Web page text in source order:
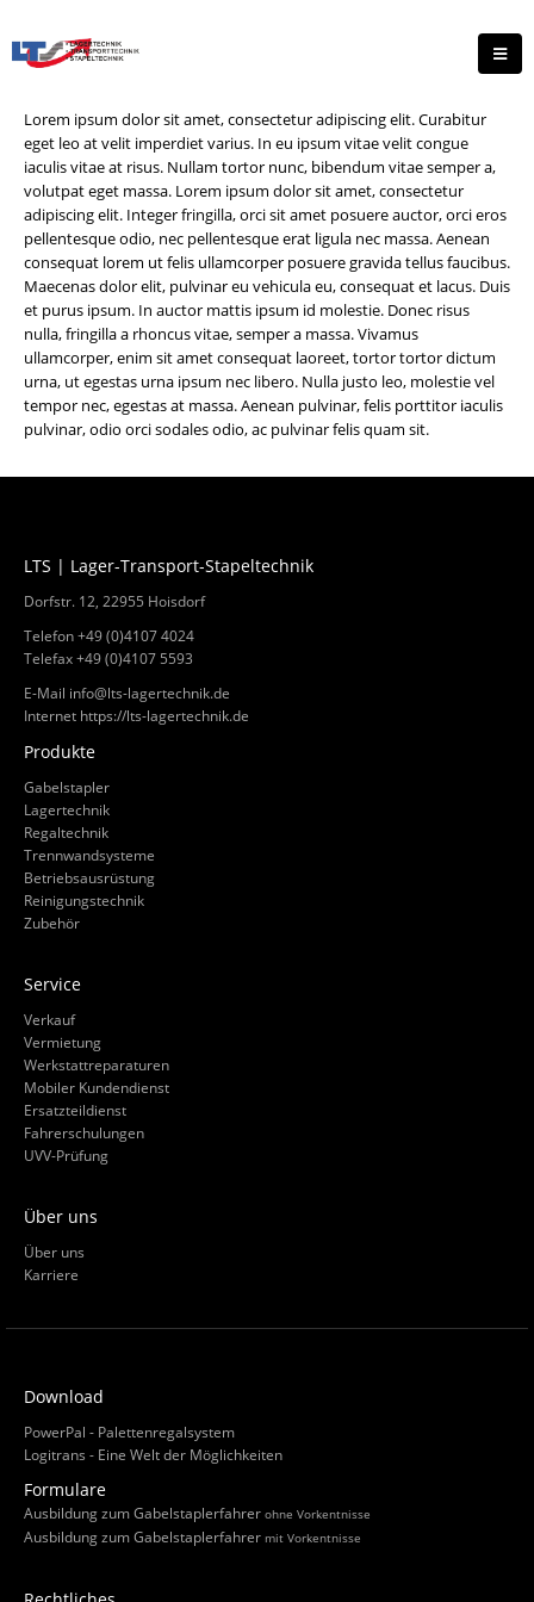
Lorem ipsum dolor sit amet, consectetur adipiscing elit. Curabitur
eget leo at velit imperdiet varius. In eu ipsum vitae velit congue
iaculis vitae at risus. Nullam tortor nunc, bibendum vitae semper a,
volutpat eget massa. Lorem ipsum dolor sit amet, consectetur
adipiscing elit. Integer fringilla, orci sit amet posuere auctor, orci eros
pellentesque odio, nec pellentesque erat ligula nec massa. Aenean
consequat lorem ut felis ullamcorper posuere gravida tellus faucibus.
Maecenas dolor elit, pulvinar eu vehicula eu, consequat et lacus. Duis
et purus ipsum. In auctor mattis ipsum id molestie. Donec risus
nulla, fringilla a rhoncus vitae, semper a massa. Vivamus
ullamcorper, enim sit amet consequat laoreet, tortor tortor dictum
urna, ut egestas urna ipsum nec libero. Nulla justo leo, molestie vel
tempor nec, egestas at massa. Aenean pulvinar, felis porttitor iaculis
pulvinar, odio orci sodales odio, ac pulvinar felis quam sit.
LTS | Lager-Transport-Stapeltechnik
Dorfstr. 12, 22955 Hoisdorf
Telefon +49 (0)4107 4024
Telefax +49 (0)4107 5593
E-Mail info@lts-lagertechnik.de
Internet https://lts-lagertechnik.de
Produkte
Gabelstapler
Lagertechnik
Regaltechnik
Trennwandsysteme
Betriebsausrüstung
Reinigungstechnik
Zubehör
Service
Verkauf
Vermietung
Werkstattreparaturen
Mobiler Kundendienst
Ersatzteildienst
Fahrerschulungen
UVV-Prüfung
Über uns
Über uns
Karriere
Download
PowerPal - Palettenregalsystem
Logitrans - Eine Welt der Möglichkeiten
Formulare
Ausbildung zum Gabelstaplerfahrer ohne Vorkentnisse
Ausbildung zum Gabelstaplerfahrer mit Vorkentnisse